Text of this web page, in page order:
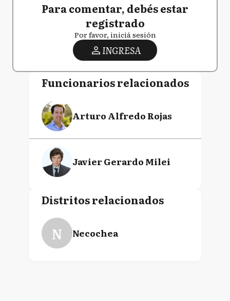
Para comentar, debés estar
registrado
Por favor, iniciá sesión
INGRESA
Funcionarios relacionados
Arturo Alfredo Rojas
Javier Gerardo Milei
Distritos relacionados
N Necochea